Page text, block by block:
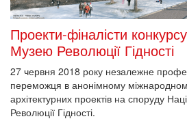
Проекти-фіналісти
Музею Революції Гідності
27 червня 2018 року незалежне
переможця в анонімному
архітектурних проектів на споруду
Революції Гідності.